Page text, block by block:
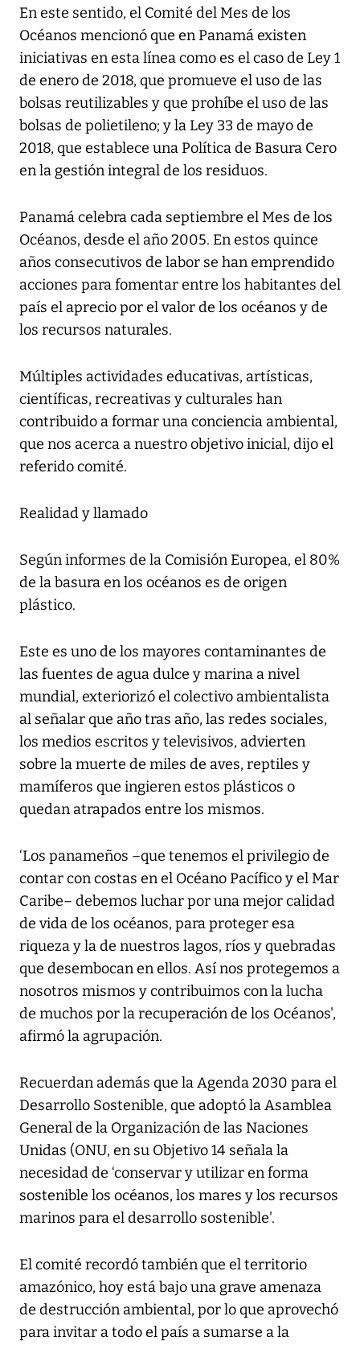
En este sentido, el Comité del Mes de los
Océanos mencionó que en Panamá existen
iniciativas en esta línea como es el caso de Ley 1
de enero de 2018, que promueve el uso de las
bolsas reutilizables y que prohíbe el uso de las
bolsas de polietileno; y la Ley 33 de mayo de
2018, que establece una Política de Basura Cero
en la gestión integral de los residuos.
Panamá celebra cada septiembre el Mes de los
Océanos, desde el año 2005. En estos quince
años consecutivos de labor se han emprendido
acciones para fomentar entre los habitantes del
país el aprecio por el valor de los océanos y de
los recursos naturales.
Múltiples actividades educativas, artísticas,
científicas, recreativas y culturales han
contribuido a formar una conciencia ambiental,
que nos acerca a nuestro objetivo inicial, dijo el
referido comité.
Realidad y llamado
Según informes de la Comisión Europea, el 80%
de la basura en los océanos es de origen
plástico.
Este es uno de los mayores contaminantes de
las fuentes de agua dulce y marina a nivel
mundial, exteriorizó el colectivo ambientalista
al señalar que año tras año, las redes sociales,
los medios escritos y televisivos, advierten
sobre la muerte de miles de aves, reptiles y
mamíferos que ingieren estos plásticos o
quedan atrapados entre los mismos.
‘Los panameños –que tenemos el privilegio de
contar con costas en el Océano Pacífico y el Mar
Caribe– debemos luchar por una mejor calidad
de vida de los océanos, para proteger esa
riqueza y la de nuestros lagos, ríos y quebradas
que desembocan en ellos. Así nos protegemos a
nosotros mismos y contribuimos con la lucha
de muchos por la recuperación de los Océanos',
afirmó la agrupación.
Recuerdan además que la Agenda 2030 para el
Desarrollo Sostenible, que adoptó la Asamblea
General de la Organización de las Naciones
Unidas (ONU, en su Objetivo 14 señala la
necesidad de ‘conservar y utilizar en forma
sostenible los océanos, los mares y los recursos
marinos para el desarrollo sostenible'.
El comité recordó también que el territorio
amazónico, hoy está bajo una grave amenaza
de destrucción ambiental, por lo que aprovechó
para invitar a todo el país a sumarse a la